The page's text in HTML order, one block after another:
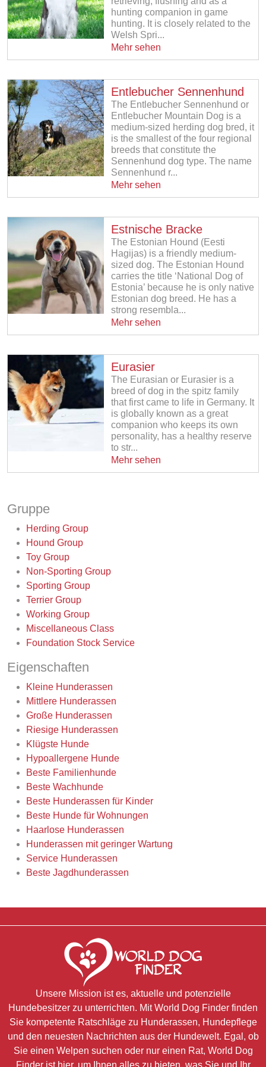
hunting companion in game
hunting. It is closely related to the
Welsh Spri...
Mehr sehen
Entlebucher Sennenhund
The Entlebucher Sennenhund or
Entlebucher Mountain Dog is a
medium-sized herding dog bred, it
is the smallest of the four regional
breeds that constitute the
Sennenhund dog type. The name
Sennenhund r...
Mehr sehen
Estnische Bracke
The Estonian Hound (Eesti
Hagijas) is a friendly medium-
sized dog. The Estonian Hound
carries the title ‘National Dog of
Estonia’ because he is only native
Estonian dog breed. He has a
strong resembla...
Mehr sehen
Eurasier
The Eurasian or Eurasier is a
breed of dog in the spitz family
that first came to life in Germany. It
is globally known as a great
companion who keeps its own
personality, has a healthy reserve
to str...
Mehr sehen
Gruppe
Herding Group
Hound Group
Toy Group
Non-Sporting Group
Sporting Group
Terrier Group
Working Group
Miscellaneous Class
Foundation Stock Service
Eigenschaften
Kleine Hunderassen
Mittlere Hunderassen
Große Hunderassen
Riesige Hunderassen
Klügste Hunde
Hypoallergene Hunde
Beste Familienhunde
Beste Wachhunde
Beste Hunderassen für Kinder
Beste Hunde für Wohnungen
Haarlose Hunderassen
Hunderassen mit geringer Wartung
Service Hunderassen
Beste Jagdhunderassen
Unsere Mission ist es, aktuelle und potenzielle
Hundebesitzer zu unterrichten. Mit World Dog Finder finden
Sie kompetente Ratschläge zu Hunderassen, Hundepflege
und den neuesten Nachrichten aus der Hundewelt. Egal, ob
Sie einen Welpen suchen oder nur einen Rat, World Dog
Finder ist hier, um Ihnen alles zu bieten, was Sie und Ihr